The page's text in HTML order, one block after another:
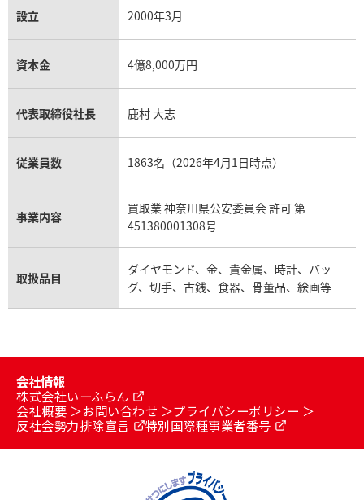
設立 2000年3月
資本金 4億8,000万円
代表取締役社長 鹿村 大志
従業員数 1863名（2026年4月1日時点）
事業内容
買取業 神奈川県公安委員会 許可 第
451380001308号
取扱品目
ダイヤモンド、金、貴金属、時計、バッ
グ、切手、古銭、食器、骨董品、絵画等
会社情報
株式会社いーふらん
会社概要
お問い合わせ
プライバシーポリシー
反社会勢力排除宣言
特別国際種事業者番号